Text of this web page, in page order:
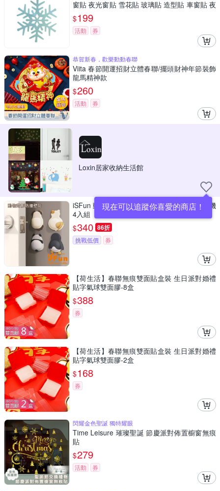
窗貼 夜光窗貼 雪花貼 玻璃貼 造型貼 車窗貼 夜
光貼 雪花貼
$199
活動 券
恭賀新春，歡樂動動春聯
Viita 春節開運招財立體春聯/擺頭財神年節裝飾
龍馬精神款
$260
活動 券
Loxin居家收納生活館
現在可以追蹤你喜愛的商店！
iSFun 動物背影 門把靜音緩衝防撞壁貼墊 隨機
4入組
$340 86折
挑戰低價 券
【荷生活】春聯無痕雙面貼盒裝 生日派對婚禮
貼字氣球雙面膠-8盒
$388
券
【荷生活】春聯無痕雙面貼盒裝 生日派對婚禮
貼字氣球雙面膠-2盒
$168
券
閃耀金色聖誕 獨特耀眼
Time Leisure 璀璨聖誕 節慶派對佈置櫥窗無痕
貼
$279
活動 券